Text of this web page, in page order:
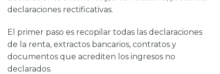
declaraciones rectificativas.
El primer paso es recopilar todas las declaraciones
de la renta, extractos bancarios, contratos y
documentos que acrediten los ingresos no
declarados.